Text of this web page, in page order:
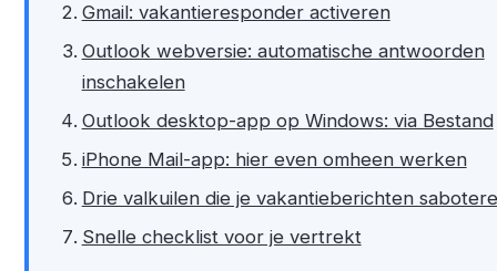
Gmail: vakantieresponder activeren
Outlook webversie: automatische antwoorden
inschakelen
Outlook desktop-app op Windows: via Bestand
iPhone Mail-app: hier even omheen werken
Drie valkuilen die je vakantieberichten
Snelle checklist voor je vertrekt